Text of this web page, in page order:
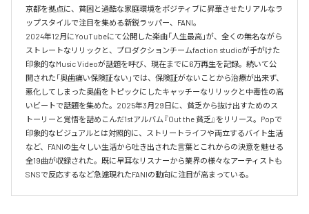
京都を拠点に、貧困と過酷な家庭環境をポジティブに昇華させたリアルなラ
ップスタイルで注目を集める新鋭ラッパー、FANI。
2024年12月にYouTubeにて公開した楽曲「人生最高」が、全くの無名ながら
ストレートなリリックと、プロダクションチームfaction studioが手がけた
印象的なMusic Videoが話題を呼び、現在までに6万再生を記録。続いて公
開された「奥歯痛い保険証ない」では、保険証がないことから治療が出来ず、
悪化してしまった奥歯をトピックにしたキャッチーなリリックと中毒性の高
いビートで話題を集めた。2025年3月29日に、貧乏から抜け出すためのス
トーリーと覚悟を詰めこんだ1stアルバム『Out the 貧乏』をリリース。Popで
印象的なビジュアルとは対照的に、ストリートライフや両立するバイト生活
など、FANIの生々しい生活から吐き出された言葉とこれからの決意を魅せる
全19曲が収録された。既に早耳なリスナーから業界の様々なアーティストも
SNSで反応するなど急遽現れたFANIの動向に注目が高まっている。